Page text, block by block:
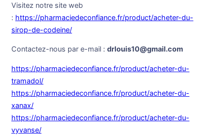
Visitez notre site web
: https://pharmaciedeconfiance.fr/product/acheter-du-
sirop-de-codeine/
Contactez-nous par e-mail : drlouis10@gmail.com
https://pharmaciedeconfiance.fr/product/acheter-du-
tramadol/
https://pharmaciedeconfiance.fr/product/acheter-du-
xanax/
https://pharmaciedeconfiance.fr/product/acheter-du-
vyvanse/